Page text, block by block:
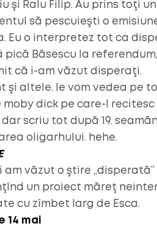
şi Ralu Filip. Au prins toţi
să pescuieşti o
Eu o interpretez tot ca
pică Băsescu la
că i-am văzut disperaţi.
şi altele. le vom vedea pe
moby dick pe care-l recitesc
dar scriu tot după 19.
oligarhului. hehe.
am văzut o ştire
un proiect măreţ
cu zîmbet larg de Esca.
14 mai